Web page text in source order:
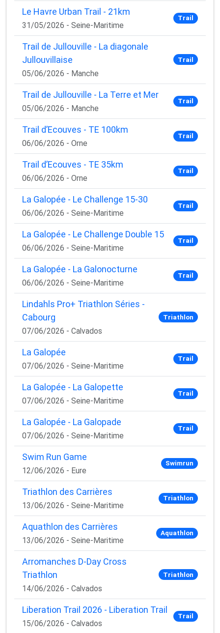
Le Havre Urban Trail - 21km
31/05/2026 - Seine-Maritime
Trail
Trail de Jullouville - La diagonale
Jullouvillaise
05/06/2026 - Manche
Trail
Trail de Jullouville - La Terre et Mer
05/06/2026 - Manche
Trail
Trail d’Ecouves - TE 100km
06/06/2026 - Orne
Trail
Trail d’Ecouves - TE 35km
06/06/2026 - Orne
Trail
La Galopée - Le Challenge 15-30
06/06/2026 - Seine-Maritime
Trail
La Galopée - Le Challenge Double 15
06/06/2026 - Seine-Maritime
Trail
La Galopée - La Galonocturne
06/06/2026 - Seine-Maritime
Trail
Lindahls Pro+ Triathlon Séries -
Cabourg
07/06/2026 - Calvados
Triathlon
La Galopée
07/06/2026 - Seine-Maritime
Trail
La Galopée - La Galopette
07/06/2026 - Seine-Maritime
Trail
La Galopée - La Galopade
07/06/2026 - Seine-Maritime
Trail
Swim Run Game
12/06/2026 - Eure
Swimrun
Triathlon des Carrières
13/06/2026 - Seine-Maritime
Triathlon
Aquathlon des Carrières
13/06/2026 - Seine-Maritime
Aquathlon
Arromanches D-Day Cross
Triathlon
14/06/2026 - Calvados
Triathlon
Liberation Trail 2026 - Liberation Trail
15/06/2026 - Calvados
Trail